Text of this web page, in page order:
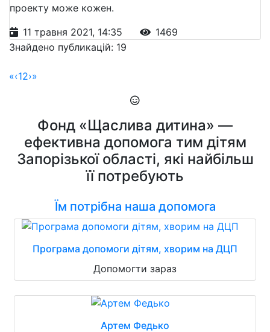
проекту може кожен.
11 травня 2021, 14:35
1469
Знайдено публикацій: 19
«‹12›»
Фонд «Щаслива дитина» —
ефективна допомога тим дітям
Запорізької області, які найбільш
її потребують
Їм потрібна наша допомога
Програма допомоги дітям, хворим на ДЦП
Допомогти зараз
Артем Федько